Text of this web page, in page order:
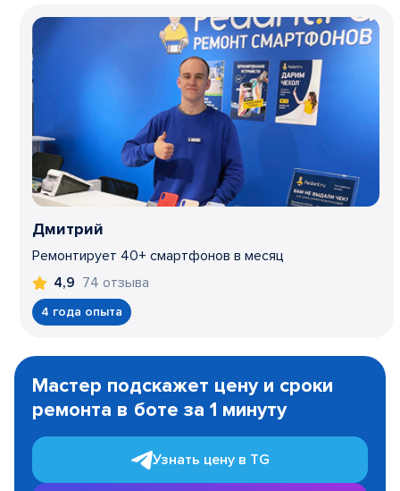
Дмитрий
Ремонтирует 40+ смартфонов в месяц
4,9 74 отзыва
4 года опыта
1
Мастер подскажет цену и сроки
ремонта в боте за 1 минуту
Узнать цену в TG